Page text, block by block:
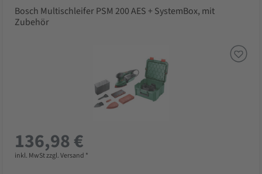
Bosch Multischleifer PSM 200 AES + SystemBox, mit
Zubehör
136,98 €
inkl. MwSt zzgl. Versand *